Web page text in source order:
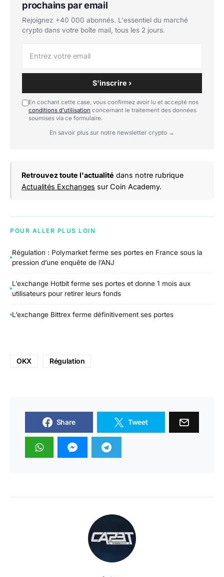
prochains par email
Rejoignez +40 000 abonnés. L'essentiel du marché
crypto dans votre boîte mail, tous les 2 jours.
S'inscrire ›
En cochant cette case, vous confirmez avoir lu et accepté nos
conditions d'utilisation concernant le traitement des données
soumises via ce formulaire.
En savoir plus sur notre newsletter crypto →
Retrouvez toute l'actualité dans notre rubrique
Actualités Exchanges sur Coin Academy.
POUR ALLER PLUS LOIN
Régulation : Polymarket ferme ses portes en France sous la
pression d’une enquête de l’ANJ
L’exchange Hotbit ferme ses portes et donne 1 mois aux
utilisateurs pour retirer leurs fonds
L’exchange Bittrex ferme définitivement ses portes
OKX Régulation
Share Tweet